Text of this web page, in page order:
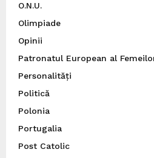
O.N.U.
Olimpiade
Opinii
Patronatul European al
Personalități
Politică
Polonia
Portugalia
Post Catolic